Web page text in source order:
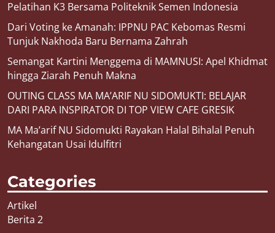
Pelatihan K3 Bersama Politeknik Semen Indonesia
Dari Voting ke Amanah: IPPNU PAC Kebomas Resmi
Tunjuk Nakhoda Baru Bernama Zahrah
Semangat Kartini Menggema di MAMNUSI: Apel Khidmat
hingga Ziarah Penuh Makna
OUTING CLASS MA MA’ARIF NU SIDOMUKTI: BELAJAR
DARI PARA INSPIRATOR DI TOP VIEW CAFE GRESIK
MA Ma’arif NU Sidomukti Rayakan Halal Bihalal Penuh
Kehangatan Usai Idulfitri
Categories
Artikel
Berita 2